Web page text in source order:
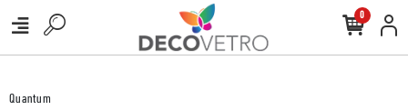
0
Quantum